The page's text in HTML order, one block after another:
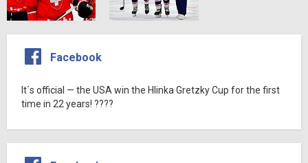
Facebook
It´s official — the USA win the Hlinka Gretzky Cup for the first
time in 22 years! ????